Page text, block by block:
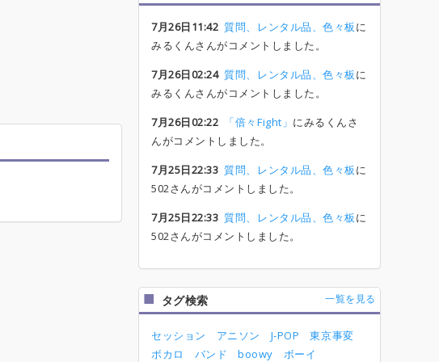
7月26日11:42 質問、レンタル品、色々板に
みるくんさんがコメントしました。
7月26日02:24 質問、レンタル品、色々板に
みるくんさんがコメントしました。
7月26日02:22
「倍々Fight」 にみるくんさ
んがコメントしました。
7月25日22:33 質問、レンタル品、色々板に
502さんがコメントしました。
7月25日22:33 質問、レンタル品、色々板に
502さんがコメントしました。
タグ検索 一覧を見る
セッション アニソン J-POP
東京事変
ボカロ
バンド boowy ボーイ